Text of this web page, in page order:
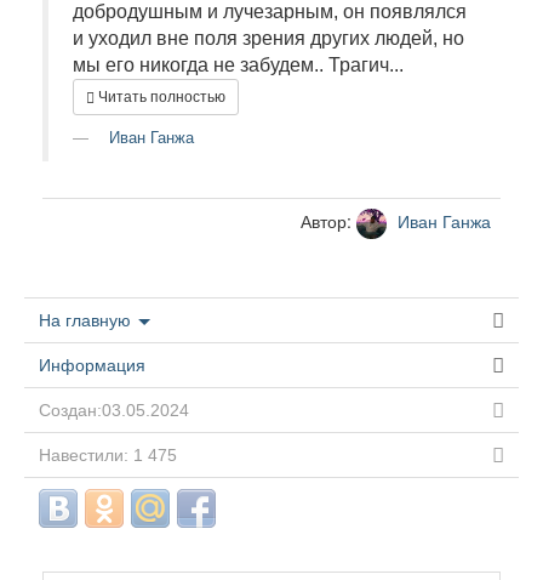
добродушным и лучезарным, он появлялся
и уходил вне поля зрения других людей, но
мы его никогда не забудем.. Трагич...
Читать полностью
Иван Ганжа
Автор: Иван Ганжа
На главную
Информация
Создан:03.05.2024
Навестили: 1 475